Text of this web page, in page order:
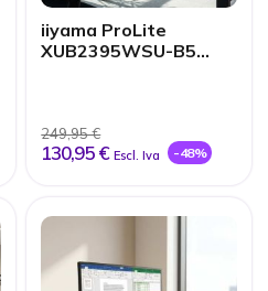
iiyama ProLite
XUB2395WSU-B5
249,95 €
130,95 € Escl. Iva -48%